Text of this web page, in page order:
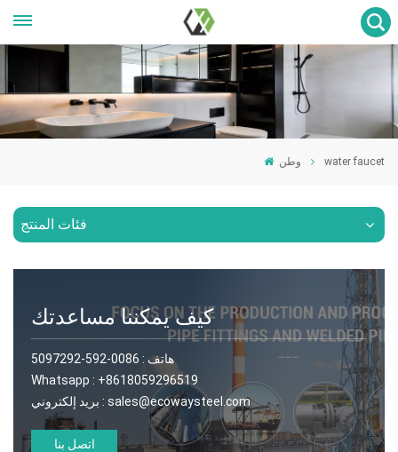
وطن water faucet
فئات المنتج
كيف يمكننا مساعدتك
هاتف : 0086-592-5097292
Whatsapp : +8618059296519
بريد إلكتروني : sales@ecowaysteel.com
اتصل بنا